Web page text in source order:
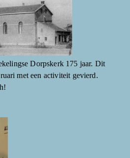
Dorpskerk 175 jaar. Dit
met een activiteit gevierd.